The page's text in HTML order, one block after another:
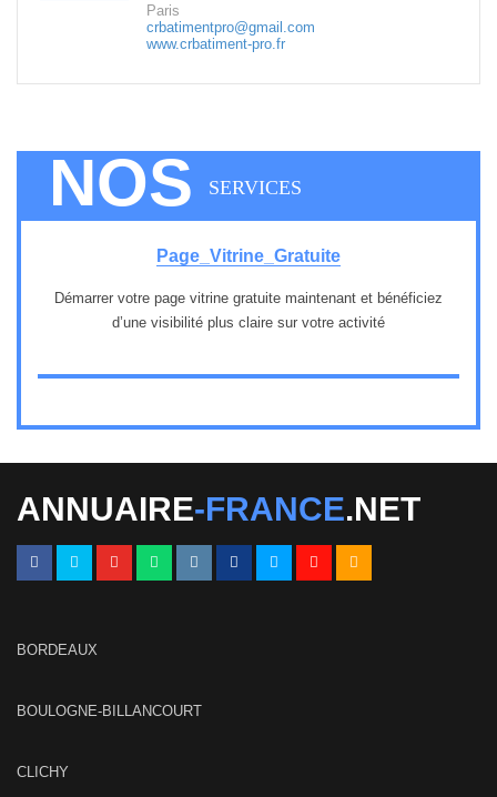
Paris
crbatimentpro@gmail.com
www.crbatiment-pro.fr
NOS SERVICES
Page_Vitrine_Gratuite
Démarrer votre page vitrine gratuite maintenant et bénéficiez
d’une visibilité plus claire sur votre activité
ANNUAIRE-FRANCE.NET
BORDEAUX
BOULOGNE-BILLANCOURT
CLICHY